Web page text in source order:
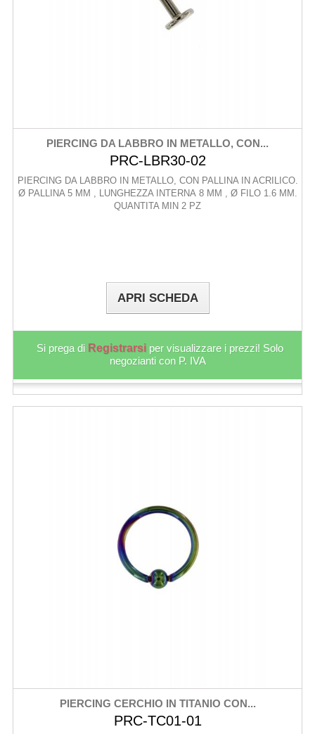
PIERCING DA LABBRO IN METALLO, CON...
PRC-LBR30-02
PIERCING DA LABBRO IN METALLO, CON PALLINA IN ACRILICO.
Ø PALLINA 5 MM , LUNGHEZZA INTERNA 8 MM , Ø FILO 1.6 MM.
QUANTITA MIN 2 PZ
APRI SCHEDA
Si prega di Registrarsi per visualizzare i prezzi! Solo
negozianti con P. IVA
PIERCING CERCHIO IN TITANIO CON...
PRC-TC01-01